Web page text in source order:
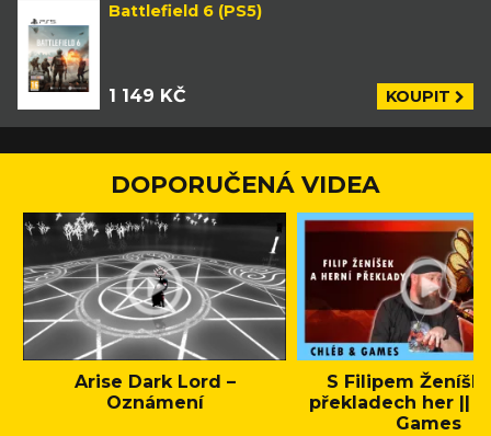
Battlefield 6 (PS5)
1 149 KČ KOUPIT
DOPORUČENÁ VIDEA
Arise Dark Lord –
Oznámení
S Filipem
překladech her ||
Games